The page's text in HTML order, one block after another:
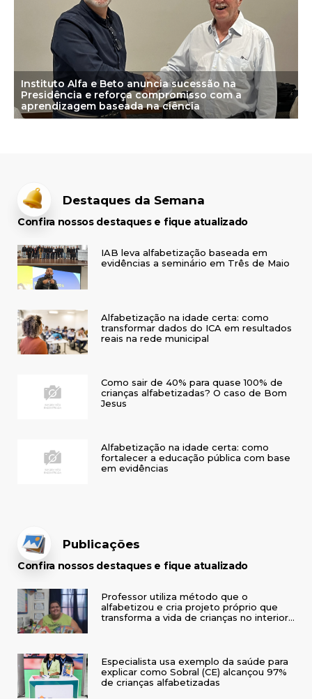
Instituto Alfa e Beto anuncia sucessão na
Presidência e reforça compromisso com a
aprendizagem baseada na ciência
Destaques da Semana
Confira nossos destaques e fique atualizado
IAB leva alfabetização baseada em
evidências a seminário em Três de Maio
Alfabetização na idade certa: como
transformar dados do ICA em resultados
reais na rede municipal
Como sair de 40% para quase 100% de
crianças alfabetizadas? O caso de Bom
Jesus
Alfabetização na idade certa: como
fortalecer a educação pública com base
em evidências
Publicações
Confira nossos destaques e fique atualizado
Professor utiliza método que o
alfabetizou e cria projeto próprio que
transforma a vida de crianças no interior
Especialista usa exemplo da saúde para
explicar como Sobral (CE) alcançou 97%
de crianças alfabetizadas